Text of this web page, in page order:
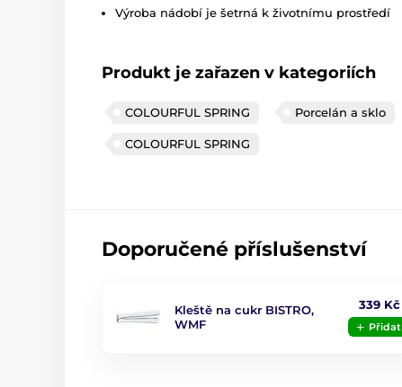
Výroba nádobí je šetrná k životnímu prostředí
Produkt je zařazen v kategoriích
COLOURFUL SPRING Porcelán a sklo
COLOURFUL SPRING
Doporučené příslušenství
Kleště na cukr BISTRO,
WMF
339 Kč
Přidat